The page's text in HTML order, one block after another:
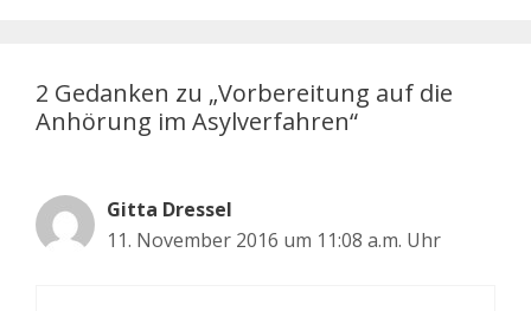
2 Gedanken zu „Vorbereitung auf die
Anhörung im Asylverfahren“
Gitta Dressel
11. November 2016 um 11:08 a.m. Uhr